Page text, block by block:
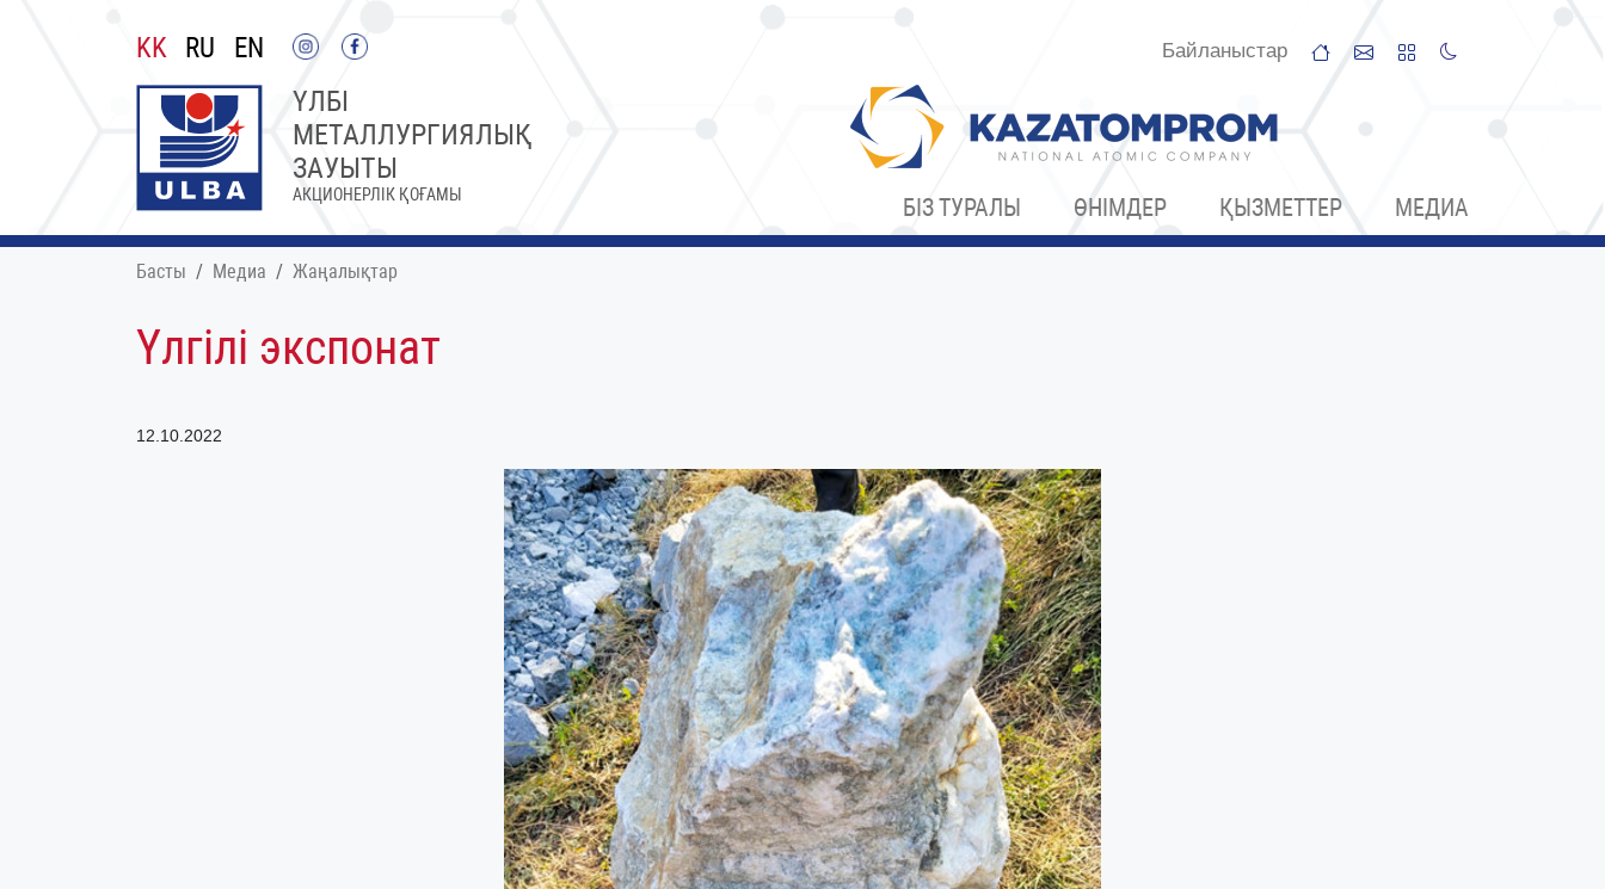
KK RU EN Байланыстар
ҮЛБІ
МЕТАЛЛУРГИЯЛЫҚ
ЗАУЫТЫ
АКЦИОНЕРЛІК ҚОҒАМЫ БІЗ ТУРАЛЫ ӨНІМДЕР ҚЫЗМЕТТЕР МЕДИА
Басты Медиа Жаңалықтар
Үлгілі экспонат
12.10.2022